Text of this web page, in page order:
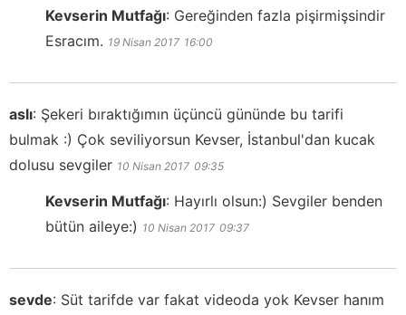
Kevserin Mutfağı: Gereğinden fazla pişirmişsindir
Esracım. 19 Nisan 2017 16:00
aslı: Şekeri bıraktığımın üçüncü gününde bu tarifi
bulmak :) Çok seviliyorsun Kevser, İstanbul'dan kucak
dolusu sevgiler 10 Nisan 2017 09:35
Kevserin Mutfağı: Hayırlı olsun:) Sevgiler benden
bütün aileye:) 10 Nisan 2017 09:37
sevde: Süt tarifde var fakat videoda yok Kevser hanım